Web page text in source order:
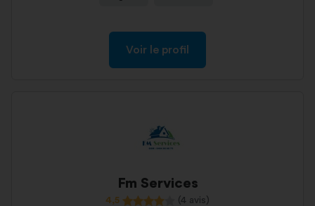
Voir le profil
Fm Services
4,5 (4 avis)